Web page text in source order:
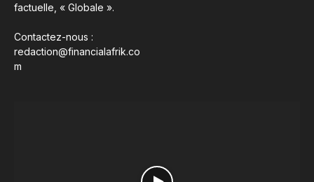
factuelle, « Globale ».
Contactez-nous :
redaction@financialafrik.co
m